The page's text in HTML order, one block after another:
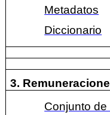
Metadatos
Diccionario
3.
Conjunto de